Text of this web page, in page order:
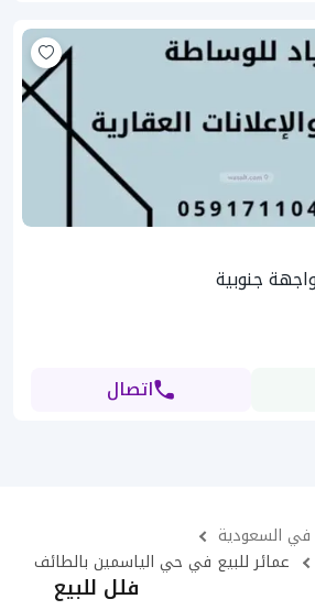
اتصال
في السعودية
عمائر للبيع في حي الياسمين بالطائف
فلل للبيع